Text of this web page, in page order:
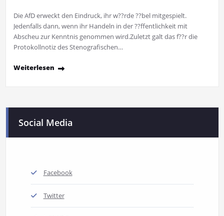
Die AfD erweckt den Eindruck, ihr w??rde ??bel mitgespielt.
Jedenfalls dann, wenn ihr Handeln in der ??ffentlichkeit mit
Abscheu zur Kenntnis genommen wird.Zuletzt galt das f??r die
Protokollnotiz des Stenografischen…
Weiterlesen
Social Media
Facebook
Twitter